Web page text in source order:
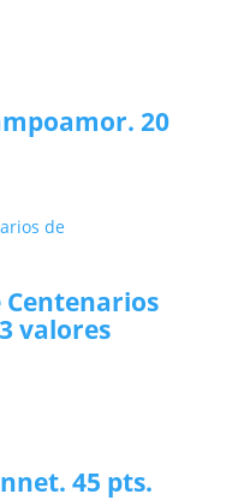
20
Centenarios
valores
45 pts.